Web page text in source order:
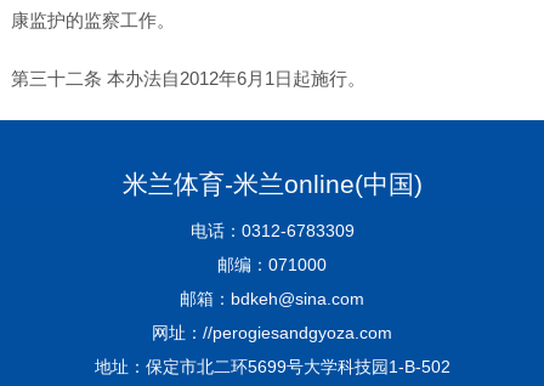
康监护的监察工作。
第三十二条 本办法自2012年6月1日起施行。
米兰体育-米兰online(中国)
电话：0312-6783309
邮编：071000
邮箱：bdkeh@sina.com
网址：//perogiesandgyoza.com
地址：保定市北二环5699号大学科技园1-B-502